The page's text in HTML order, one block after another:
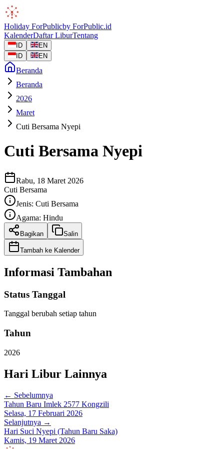
Holiday ForPublicby ForPublic.id
KalenderDaftar LiburTentang
ID
EN
ID
EN
Beranda
Beranda
2026
Maret
Cuti Bersama Nyepi
Cuti Bersama Nyepi
Rabu, 18 Maret 2026
Cuti Bersama
Jenis: Cuti Bersama
Agama: Hindu
Bagikan Salin
Tambah ke Kalender
Informasi Tambahan
Status Tanggal
Tanggal berubah setiap tahun
Tahun
2026
Hari Libur Lainnya
← Sebelumnya
Tahun Baru Imlek 2577 Kongzili
Selasa, 17 Februari 2026
Selanjutnya →
Hari Suci Nyepi (Tahun Baru Saka)
Kamis, 19 Maret 2026